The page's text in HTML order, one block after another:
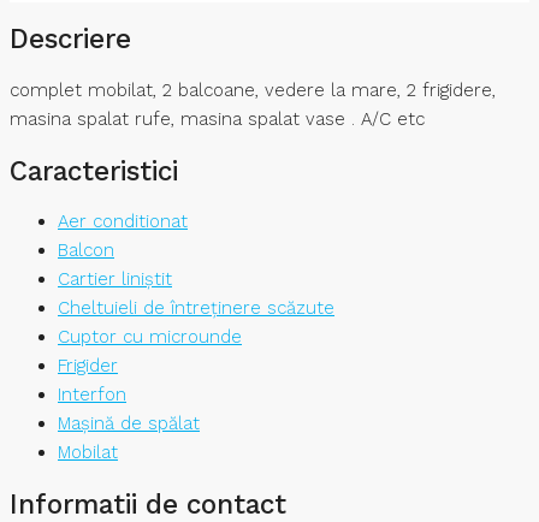
Descriere
complet mobilat, 2 balcoane, vedere la mare, 2 frigidere,
masina spalat rufe, masina spalat vase . A/C etc
Caracteristici
Aer conditionat
Balcon
Cartier liniștit
Cheltuieli de întreținere scăzute
Cuptor cu microunde
Frigider
Interfon
Mașină de spălat
Mobilat
Informatii de contact